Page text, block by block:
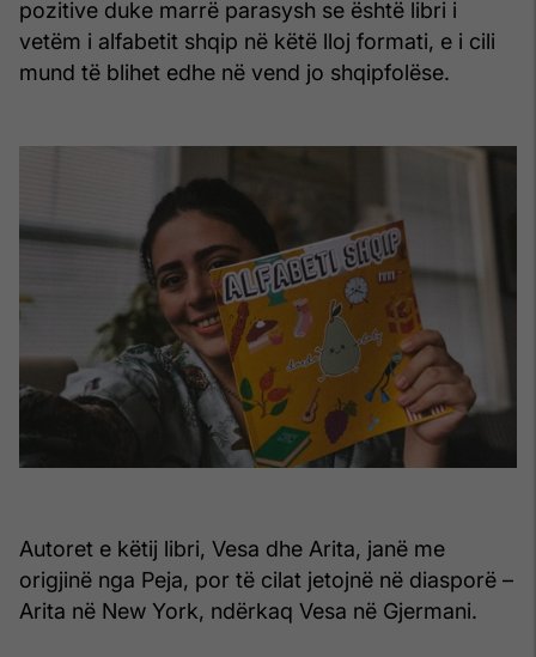
pozitive duke marrë parasysh se është libri i
vetëm i alfabetit shqip në këtë lloj formati, e i cili
mund të blihet edhe në vend jo shqipfolëse.
Autoret e këtij libri, Vesa dhe Arita, janë me
origjinë nga Peja, por të cilat jetojnë në diasporë –
Arita në New York, ndërkaq Vesa në Gjermani.